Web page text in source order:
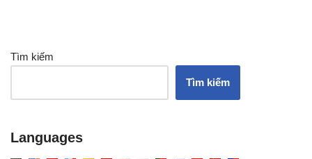
Tìm kiếm
Tìm kiếm
Languages